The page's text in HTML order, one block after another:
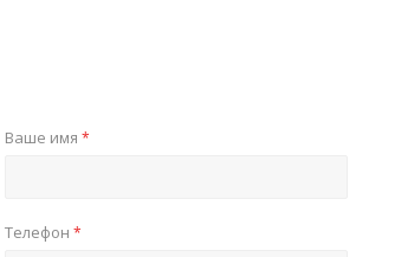
Ваше имя *
Телефон *